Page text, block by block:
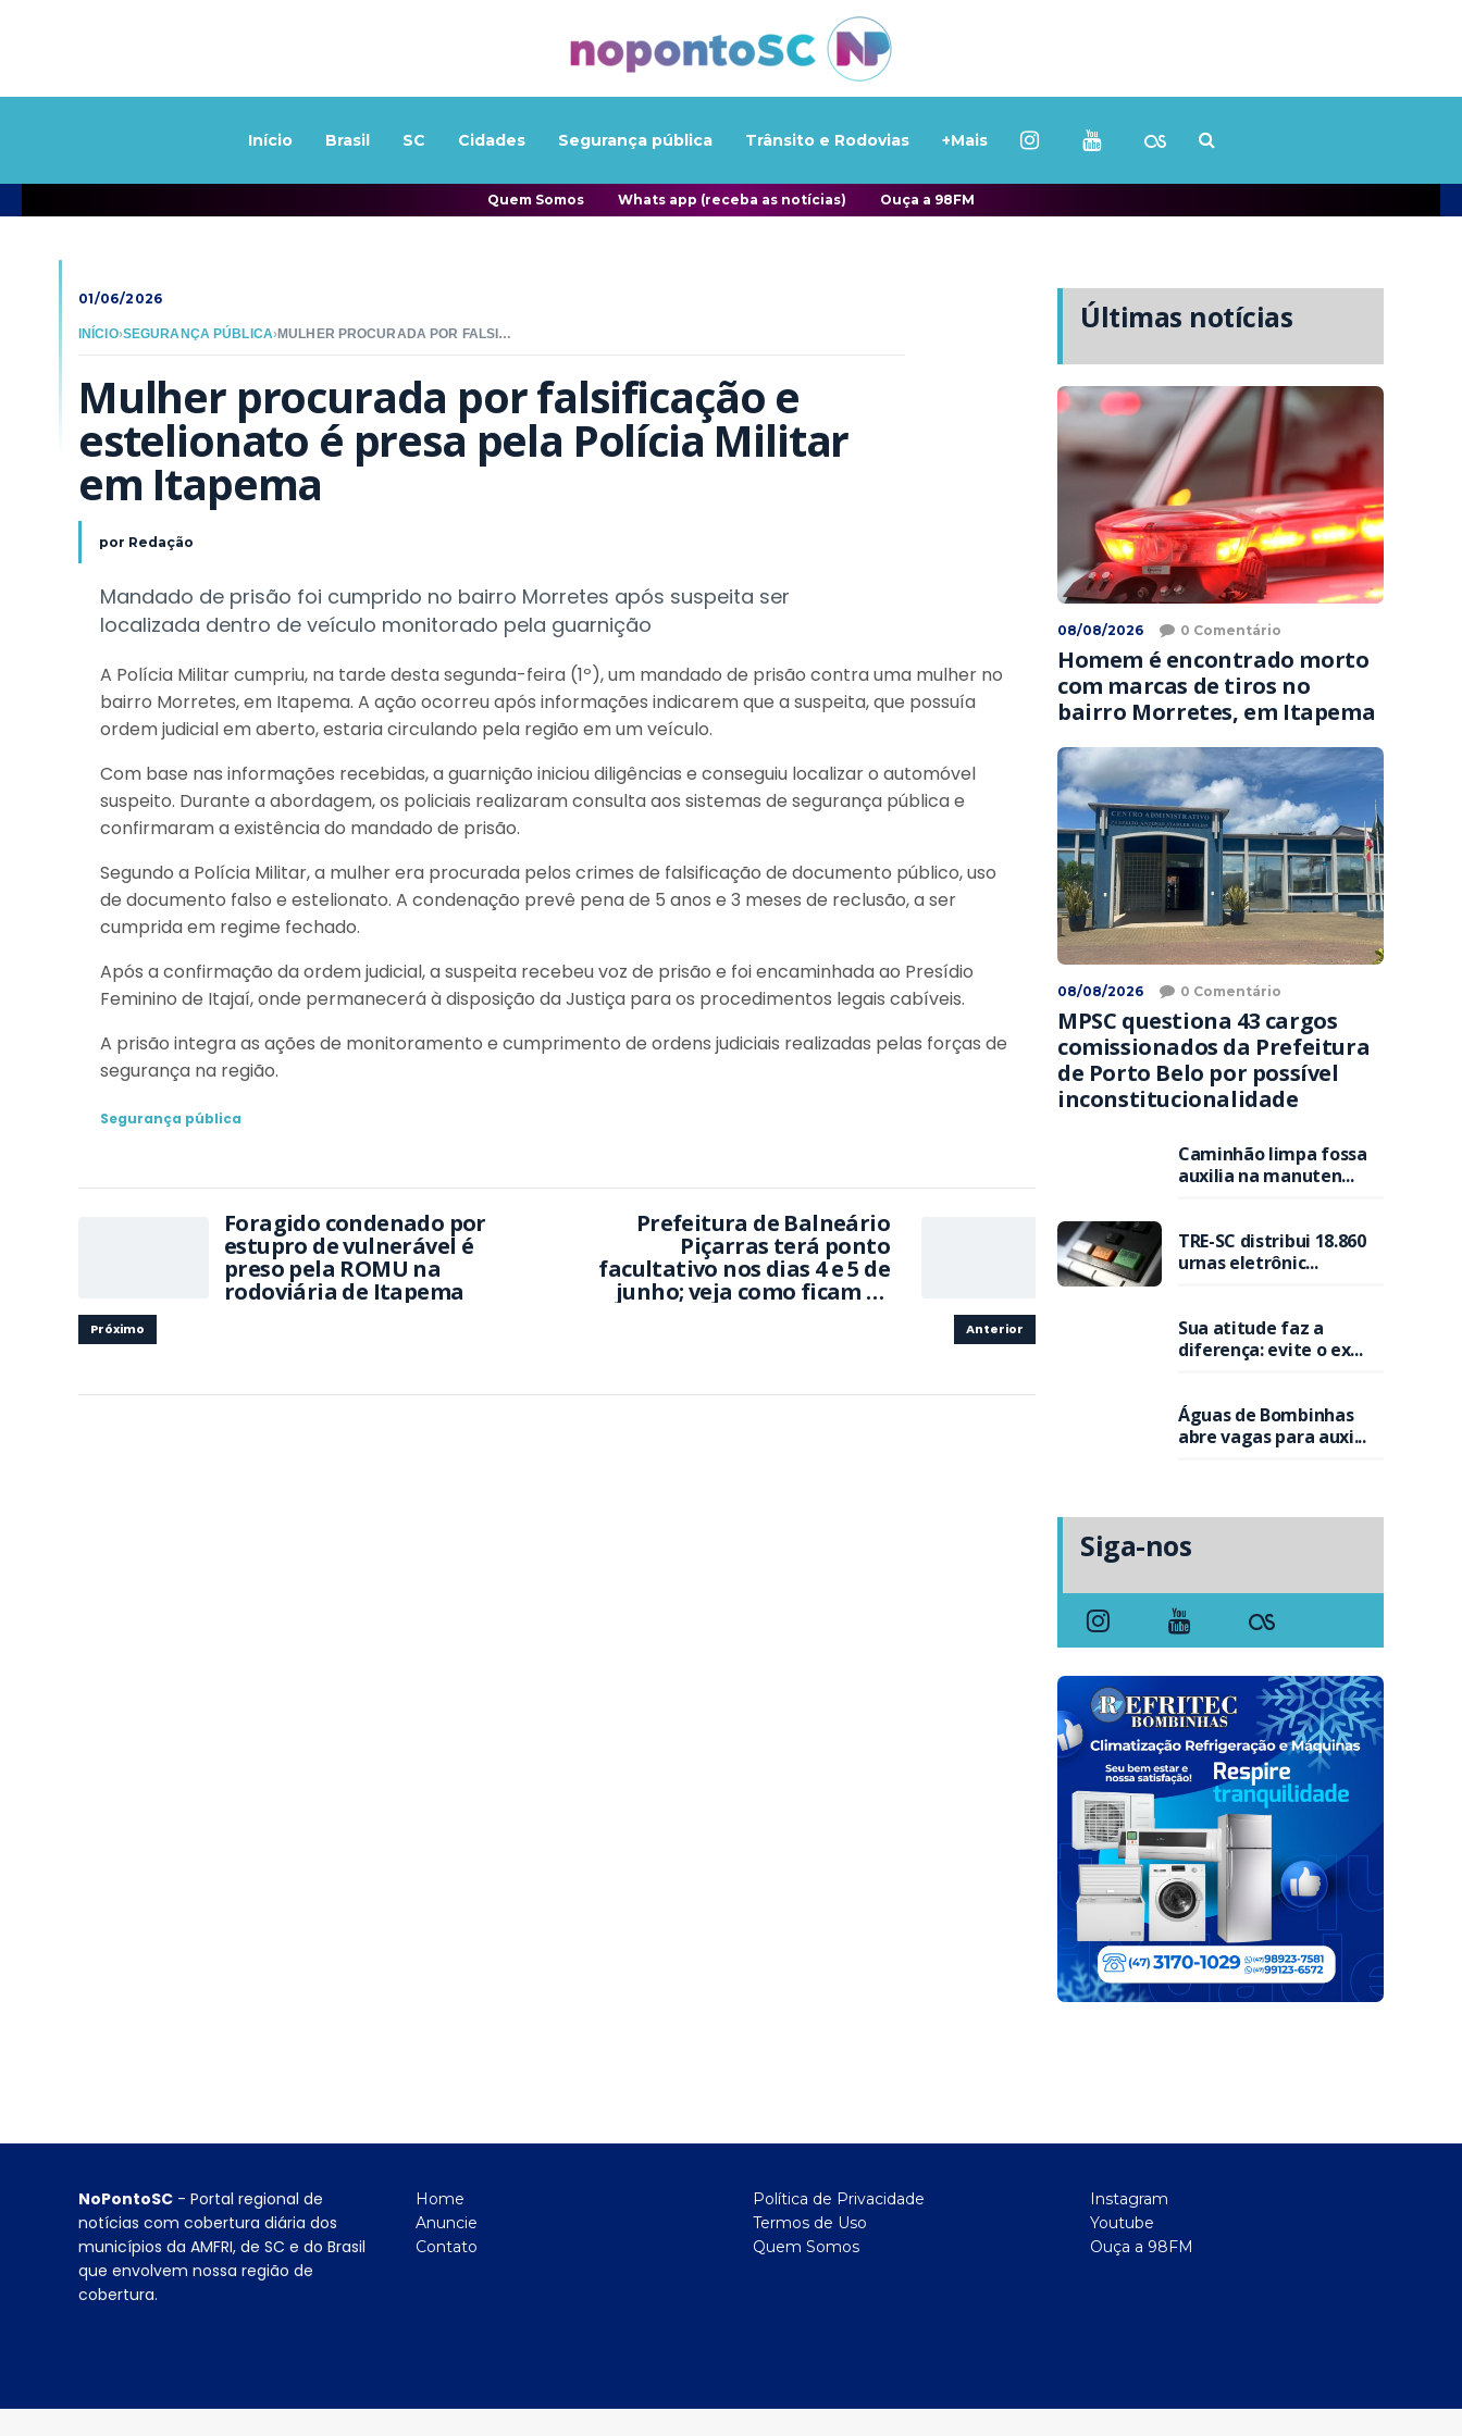
Início Brasil SC Cidades Segurança pública Trânsito e Rodovias +Mais
Quem Somos Whats app (receba as notícias) Ouça a 98FM
01/06/2026
INÍCIO›SEGURANÇA PÚBLICA› MULHER PROCURADA POR FALSIFICAÇÃO E ESTELIONATO É PRESA PELA POLÍCIA MILITAR EM ITAPEMA
Mulher procurada por falsificação e
estelionato é presa pela Polícia Militar
em Itapema
por Redação
Mandado de prisão foi cumprido no bairro Morretes após suspeita ser
localizada dentro de veículo monitorado pela guarnição
A Polícia Militar cumpriu, na tarde desta segunda-feira (1º), um mandado de prisão contra uma mulher no
bairro Morretes, em Itapema. A ação ocorreu após informações indicarem que a suspeita, que possuía
ordem judicial em aberto, estaria circulando pela região em um veículo.
Com base nas informações recebidas, a guarnição iniciou diligências e conseguiu localizar o automóvel
suspeito. Durante a abordagem, os policiais realizaram consulta aos sistemas de segurança pública e
confirmaram a existência do mandado de prisão.
Segundo a Polícia Militar, a mulher era procurada pelos crimes de falsificação de documento público, uso
de documento falso e estelionato. A condenação prevê pena de 5 anos e 3 meses de reclusão, a ser
cumprida em regime fechado.
Após a confirmação da ordem judicial, a suspeita recebeu voz de prisão e foi encaminhada ao Presídio
Feminino de Itajaí, onde permanecerá à disposição da Justiça para os procedimentos legais cabíveis.
A prisão integra as ações de monitoramento e cumprimento de ordens judiciais realizadas pelas forças de
segurança na região.
Segurança pública
Foragido condenado por
estupro de vulnerável é
preso pela ROMU na
rodoviária de Itapema
Próximo
Prefeitura de Balneário
Piçarras terá ponto
facultativo nos dias 4 e 5 de
junho; veja como ficam os
Anterior
Últimas notícias
08/08/2026 0 Comentário
Homem é encontrado morto
com marcas de tiros no
bairro Morretes, em Itapema
08/08/2026 0 Comentário
MPSC questiona 43 cargos
comissionados da Prefeitura
de Porto Belo por possível
inconstitucionalidade
Caminhão limpa fossa
auxilia na manuten...
TRE-SC distribui 18.860
urnas eletrônic...
Sua atitude faz a
diferença: evite o ex...
Águas de Bombinhas
abre vagas para auxi...
Siga-nos
NoPontoSC - Portal regional de
notícias com cobertura diária dos
municípios da AMFRI, de SC e do Brasil
que envolvem nossa região de
cobertura.
Home
Anuncie
Contato
Política de Privacidade
Termos de Uso
Quem Somos
Instagram
Youtube
Ouça a 98FM